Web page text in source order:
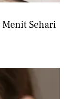
Sehari